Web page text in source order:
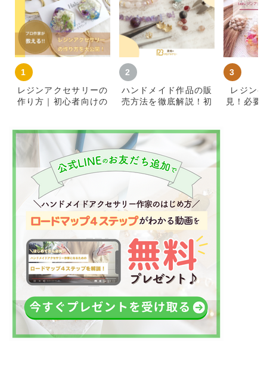
レジンアクセサリーの
作り方｜初心者向けの
ハンドメイド作品の販
売方法を徹底解説！初
レジン
見！必要